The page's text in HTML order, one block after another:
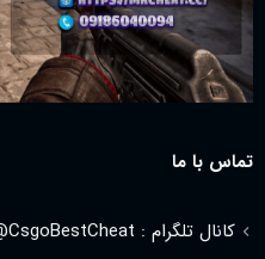
تماس با ما
کانال تلگرام : CsgoBestCheat@